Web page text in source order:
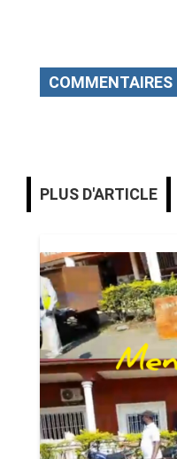
COMMENTAIRES
PLUS D'ARTICLE